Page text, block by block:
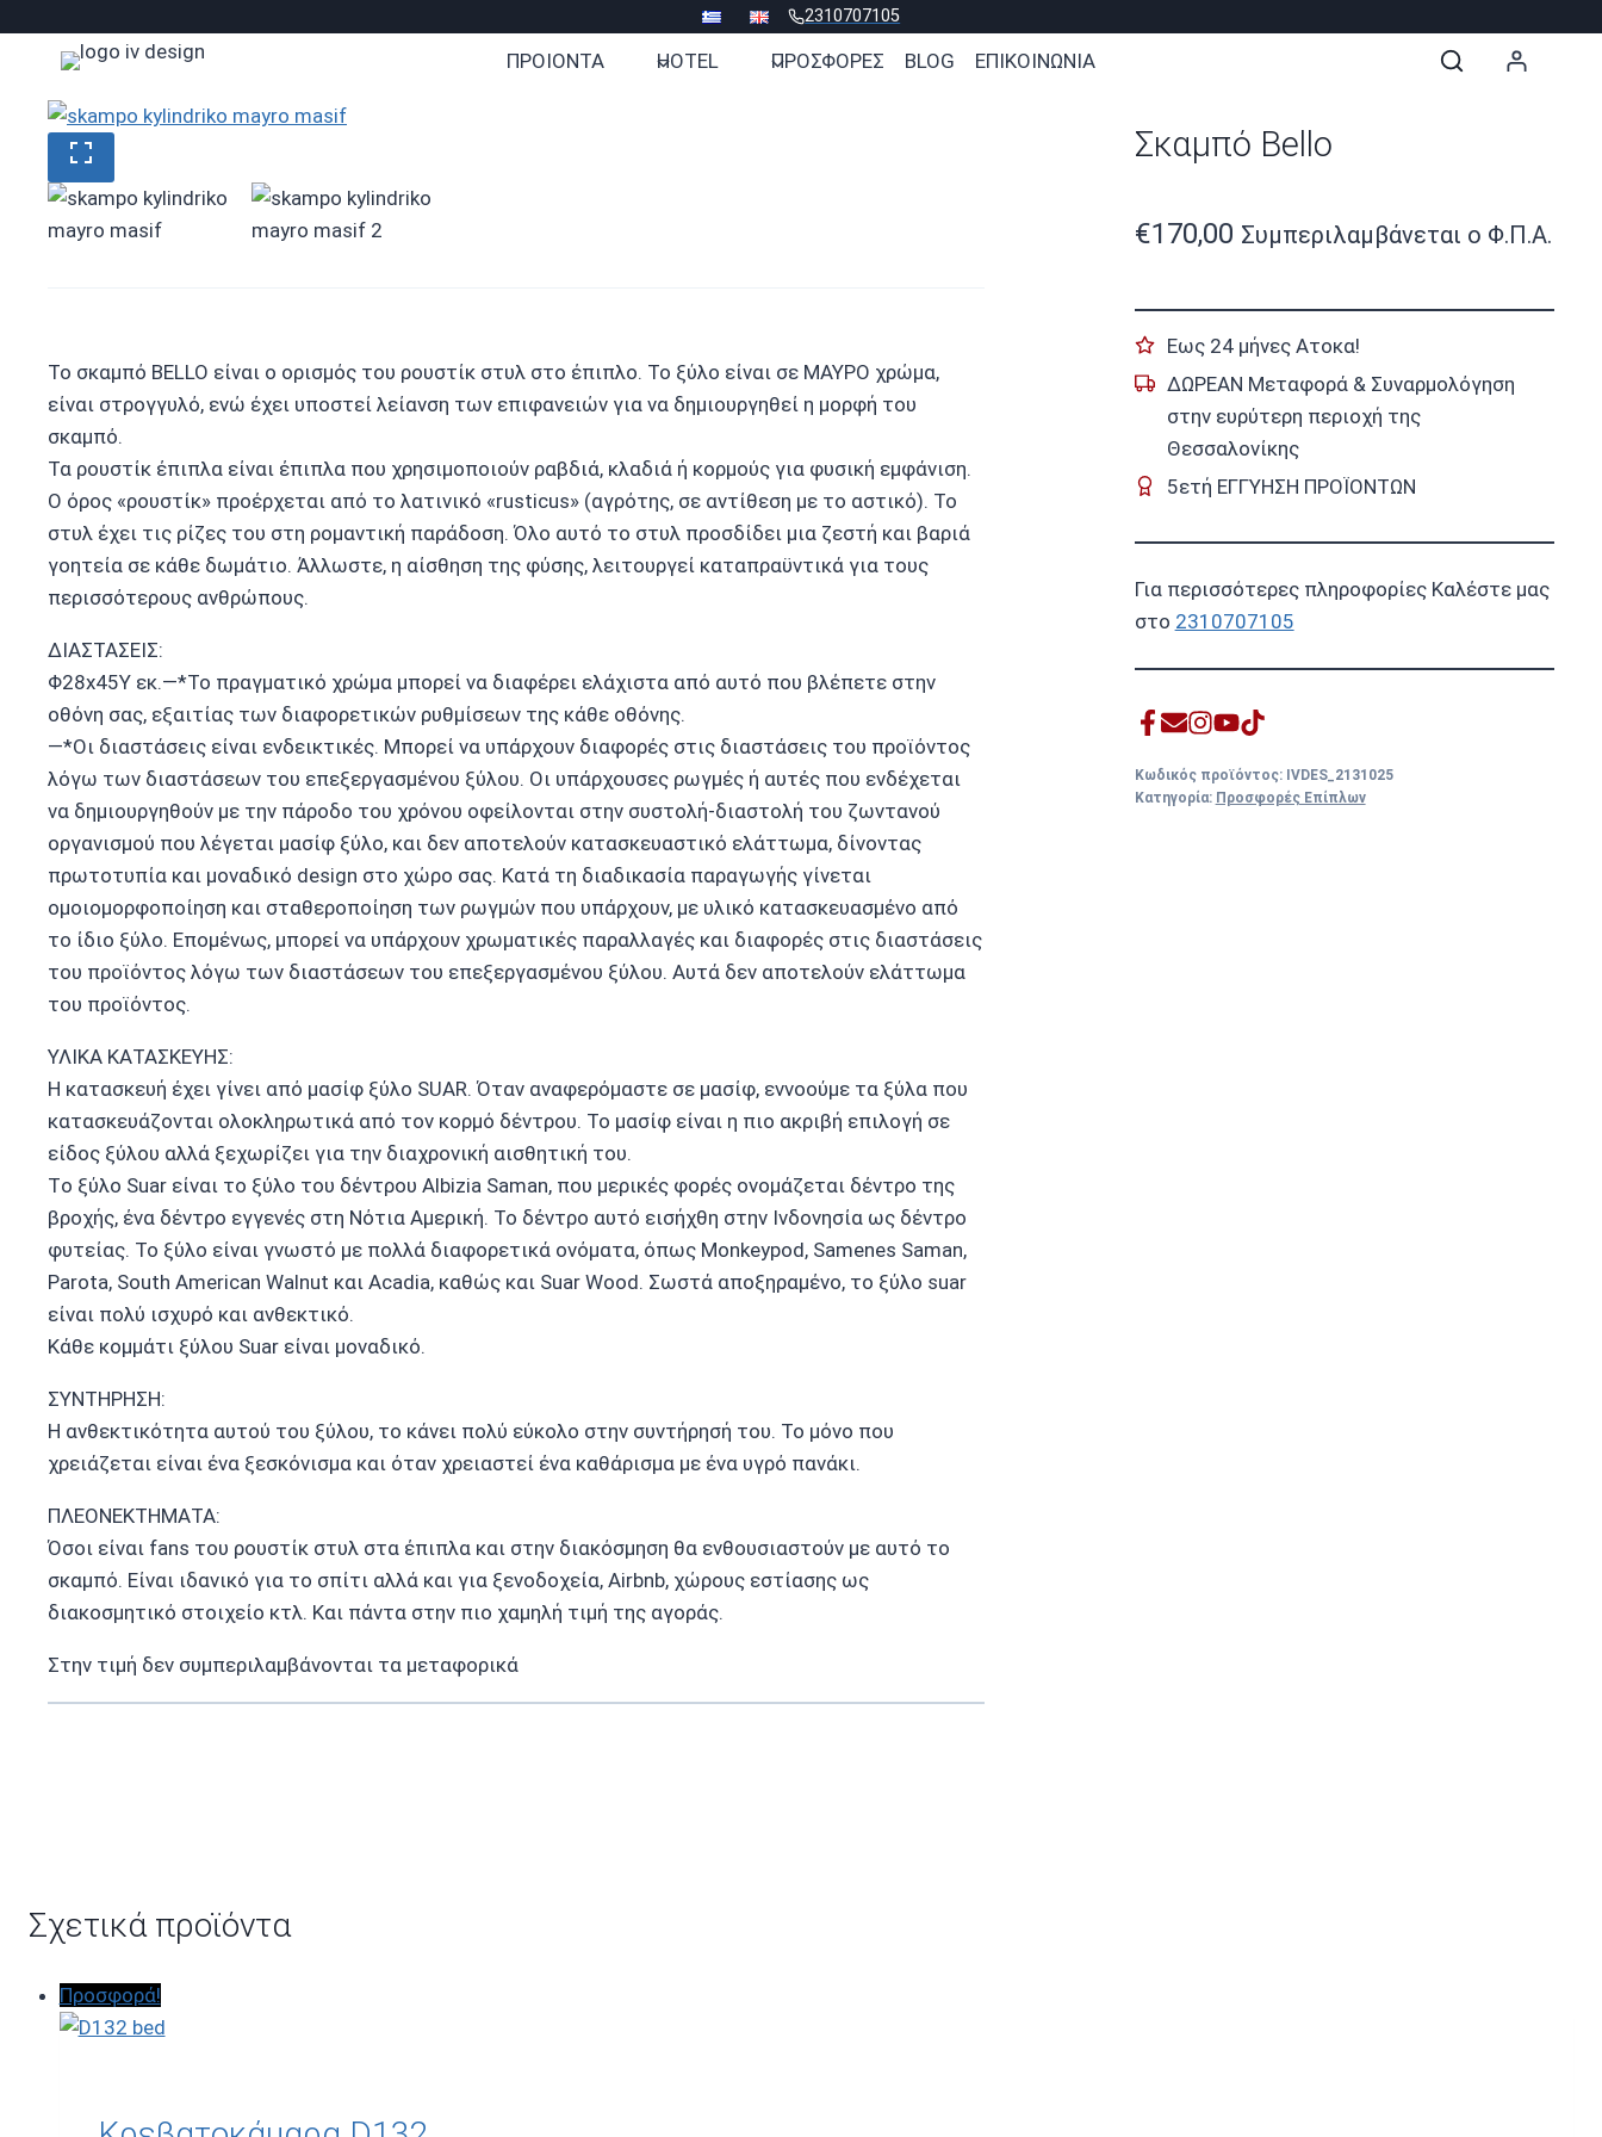
2310707105
ΠΡΟΙΟΝΤΑ HOTEL ΠΡΟΣΦΟΡΕΣ BLOG ΕΠΙΚΟΙΝΩΝΙΑ
Το σκαμπό BELLO είναι ο ορισμός του ρουστίκ στυλ στο έπιπλο. Το ξύλο είναι σε ΜΑΥΡΟ χρώμα,
είναι στρογγυλό, ενώ έχει υποστεί λείανση των επιφανειών για να δημιουργηθεί η μορφή του
σκαμπό.
Τα ρουστίκ έπιπλα είναι έπιπλα που χρησιμοποιούν ραβδιά, κλαδιά ή κορμούς για φυσική εμφάνιση.
Ο όρος «ρουστίκ» προέρχεται από το λατινικό «rusticus» (αγρότης, σε αντίθεση με το αστικό). Το
στυλ έχει τις ρίζες του στη ρομαντική παράδοση. Όλο αυτό το στυλ προσδίδει μια ζεστή και βαριά
γοητεία σε κάθε δωμάτιο. Άλλωστε, η αίσθηση της φύσης, λειτουργεί καταπραϋντικά για τους
περισσότερους ανθρώπους.
ΔΙΑΣΤΑΣΕΙΣ:
Φ28x45Y εκ.—*Το πραγματικό χρώμα μπορεί να διαφέρει ελάχιστα από αυτό που βλέπετε στην
οθόνη σας, εξαιτίας των διαφορετικών ρυθμίσεων της κάθε οθόνης.
—*Οι διαστάσεις είναι ενδεικτικές. Μπορεί να υπάρχουν διαφορές στις διαστάσεις του προϊόντος
λόγω των διαστάσεων του επεξεργασμένου ξύλου. Οι υπάρχουσες ρωγμές ή αυτές που ενδέχεται
να δημιουργηθούν με την πάροδο του χρόνου οφείλονται στην συστολή-διαστολή του ζωντανού
οργανισμού που λέγεται μασίφ ξύλο, και δεν αποτελούν κατασκευαστικό ελάττωμα, δίνοντας
πρωτοτυπία και μοναδικό design στο χώρο σας. Κατά τη διαδικασία παραγωγής γίνεται
ομοιομορφοποίηση και σταθεροποίηση των ρωγμών που υπάρχουν, με υλικό κατασκευασμένο από
το ίδιο ξύλο. Επομένως, μπορεί να υπάρχουν χρωματικές παραλλαγές και διαφορές στις διαστάσεις
του προϊόντος λόγω των διαστάσεων του επεξεργασμένου ξύλου. Αυτά δεν αποτελούν ελάττωμα
του προϊόντος.
ΥΛΙΚΑ ΚΑΤΑΣΚΕΥΗΣ:
H κατασκευή έχει γίνει από μασίφ ξύλο SUAR. Όταν αναφερόμαστε σε μασίφ, εννοούμε τα ξύλα που
κατασκευάζονται ολοκληρωτικά από τον κορμό δέντρου. Το μασίφ είναι η πιο ακριβή επιλογή σε
είδος ξύλου αλλά ξεχωρίζει για την διαχρονική αισθητική του.
Τo ξύλο Suar είναι το ξύλο του δέντρου Albizia Saman, που μερικές φορές ονομάζεται δέντρο της
βροχής, ένα δέντρο εγγενές στη Νότια Αμερική. Το δέντρο αυτό εισήχθη στην Ινδονησία ως δέντρο
φυτείας. Το ξύλο είναι γνωστό με πολλά διαφορετικά ονόματα, όπως Monkeypod, Samenes Saman,
Parota, South American Walnut και Acadia, καθώς και Suar Wood. Σωστά αποξηραμένο, το ξύλο suar
είναι πολύ ισχυρό και ανθεκτικό.
Kάθε κομμάτι ξύλου Suar είναι μοναδικό.
ΣΥΝΤΗΡΗΣΗ:
Η ανθεκτικότητα αυτού του ξύλου, το κάνει πολύ εύκολο στην συντήρησή του. Το μόνο που
χρειάζεται είναι ένα ξεσκόνισμα και όταν χρειαστεί ένα καθάρισμα με ένα υγρό πανάκι.
ΠΛΕΟΝΕΚΤΗΜΑΤΑ:
Όσοι είναι fans του ρουστίκ στυλ στα έπιπλα και στην διακόσμηση θα ενθουσιαστούν με αυτό το
σκαμπό. Είναι ιδανικό για το σπίτι αλλά και για ξενοδοχεία, Airbnb, χώρους εστίασης ως
διακοσμητικό στοιχείο κτλ. Και πάντα στην πιο χαμηλή τιμή της αγοράς.
Στην τιμή δεν συμπεριλαμβάνονται τα μεταφορικά
Σκαμπό Bello
€170,00 Συμπεριλαμβάνεται ο Φ.Π.Α.
Εως 24 μήνες Ατοκα!
ΔΩΡΕΑΝ Μεταφορά & Συναρμολόγηση
στην ευρύτερη περιοχή της
Θεσσαλονίκης
5ετή ΕΓΓΥΗΣΗ ΠΡΟΪΟΝΤΩΝ
Για περισσότερες πληροφορίες Καλέστε μας
στο 2310707105
Κωδικός προϊόντος: IVDES_2131025
Κατηγορία: Προσφορές Επίπλων
Σχετικά προϊόντα
Προσφορά!